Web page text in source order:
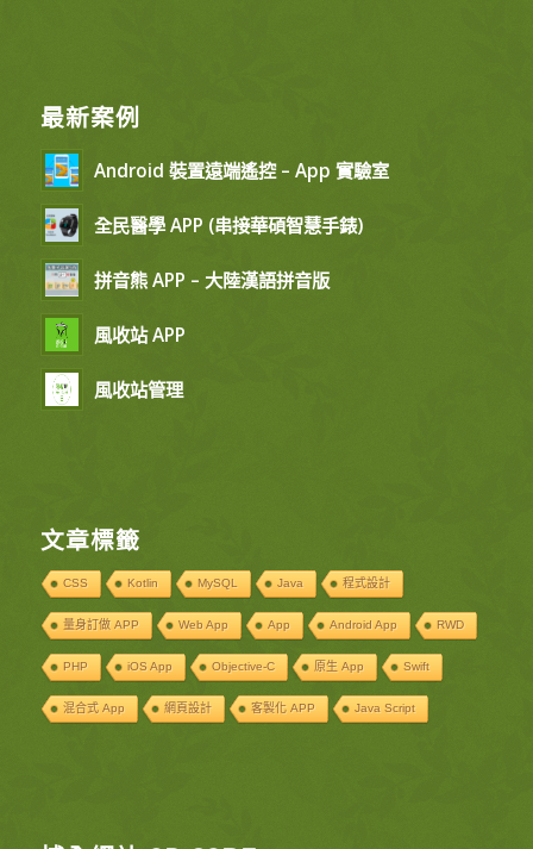
最新案例
Android 裝置遠端遙控 – App 實驗室
全民醫學 APP (串接華碩智慧手錶)
拼音熊 APP – 大陸漢語拼音版
風收站 APP
風收站管理
文章標籤
CSS Kotlin MySQL Java 程式設計
量身訂做 APP Web App App Android App RWD
PHP iOS App Objective-C 原生 App Swift
混合式 App 網頁設計 客製化 APP Java Script